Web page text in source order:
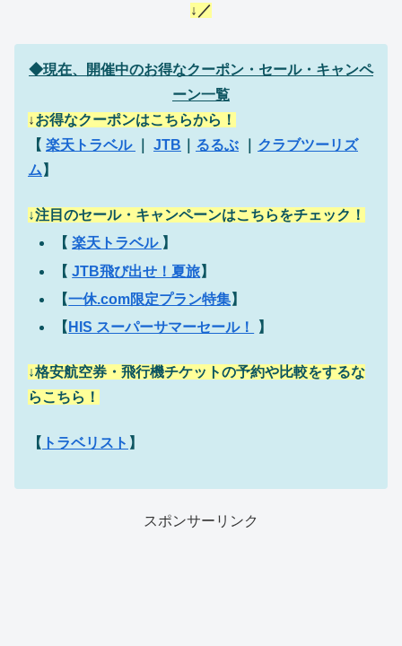
↓／
◆現在、開催中のお得なクーポン・セール・キャンペ
ーン一覧
↓お得なクーポンはこちらから！
【 楽天トラベル JTB るるぶ
クラブツーリズ
ム 】
↓注目のセール・キャンペーンはこちらをチェック！
【楽天トラベル 】
【JTB飛び出せ！夏旅】
【一休.com限定プラン特集】
【 HIS スーパーサマーセール！ 】
↓格安航空券・飛行機チケットの予約や比較をするな
らこちら！
【 トラベリスト 】
スポンサーリンク